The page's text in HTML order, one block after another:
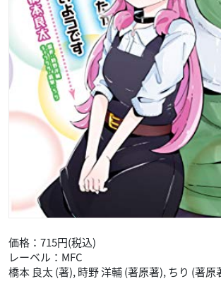
価格：715円(税込)
レーベル：MFC
橋本 良太 (著), 時野 洋輔 (著原著), ちり (著原